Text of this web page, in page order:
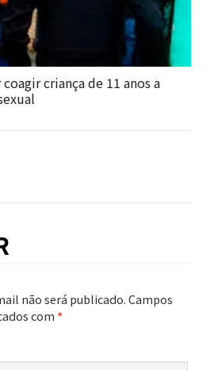
criança de 11 anos a
não será publicado.Campos
com*